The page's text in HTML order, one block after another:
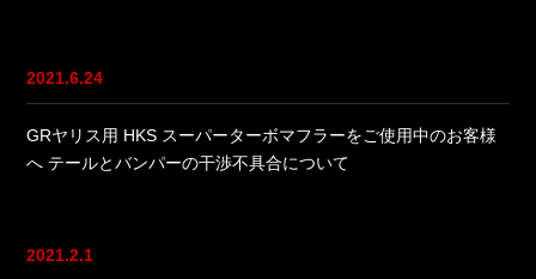
2021.6.24
GRヤリス用 HKS スーパーターボマフラーをご使用中のお客様
へ テールとバンパーの干渉不具合について
2021.2.1